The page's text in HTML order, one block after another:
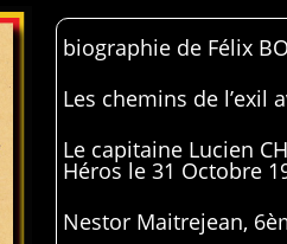
biographie de Félix
Les chemins de l’exil
Le capitaine Lucien
Héros le 31 Octobre
Nestor Maitrejean,